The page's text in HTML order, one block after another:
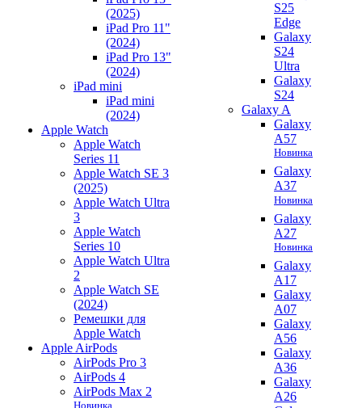
(2025)
iPad Pro 11"
(2024)
iPad Pro 13"
(2024)
iPad mini
iPad mini
(2024)
Apple Watch
Apple Watch
Series 11
Apple Watch SE 3
(2025)
Apple Watch Ultra
3
Apple Watch
Series 10
Apple Watch Ultra
2
Apple Watch SE
(2024)
Ремешки для
Apple Watch
Apple AirPods
AirPods Pro 3
AirPods 4
AirPods Max 2
Новинка
S25
Edge
Galaxy
S24
Ultra
Galaxy
S24
Galaxy A
Galaxy
A57
Новинка
Galaxy
A37
Новинка
Galaxy
A27
Новинка
Galaxy
A17
Galaxy
A07
Galaxy
A56
Galaxy
A36
Galaxy
A26